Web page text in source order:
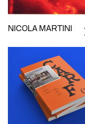
NICOLA MARTINI